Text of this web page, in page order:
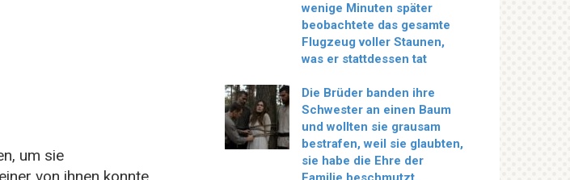
um sie
von ihnen konnte
wenige Minuten später
beobachtete das gesamte
Flugzeug voller Staunen,
was er stattdessen tat
Die Brüder banden ihre
Schwester an einen Baum
und wollten sie grausam
bestrafen, weil sie glaubten,
sie habe die Ehre der